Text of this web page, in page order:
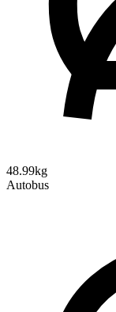
48.99kg
Autobus